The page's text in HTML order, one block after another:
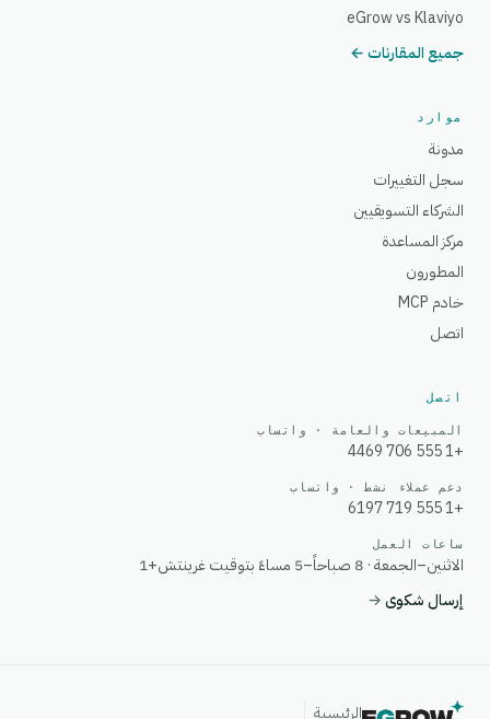
eGrow vs Klaviyo
جميع المقارنات ←
موارد
مدونة
سجل التغييرات
الشركاء التسويقيين
مركز المساعدة
المطورون
خادم MCP
اتصل
اتصل
المبيعات والعامة · واتساب
+1 555 706 4469
دعم عملاء نشط · واتساب
+1 555 719 6197
ساعات العمل
الاثنين–الجمعة · 8 صباحاً–5 مساءً بتوقيت غرينتش+1
إرسال شكوى→
الرئيسية